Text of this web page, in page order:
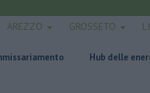
AREZZO GROSSETO
Hub delle energie rinnovabili